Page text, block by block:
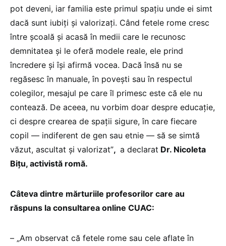
pot deveni, iar familia este primul spațiu unde ei simt
dacă sunt iubiți și valorizați. Când fetele rome cresc
între școală și acasă în medii care le recunosc
demnitatea și le oferă modele reale, ele prind
încredere și își afirmă vocea. Dacă însă nu se
regăsesc în manuale, în povești sau în respectul
colegilor, mesajul pe care îl primesc este că ele nu
contează. De aceea, nu vorbim doar despre educație,
ci despre crearea de spații sigure, în care fiecare
copil — indiferent de gen sau etnie — să se simtă
văzut, ascultat și valorizat”, a declarat Dr. Nicoleta
Bițu, activistă romă.
Câteva dintre mărturiile profesorilor care au
răspuns la consultarea online CUAC:
– „Am observat că fetele rome sau cele aflate în